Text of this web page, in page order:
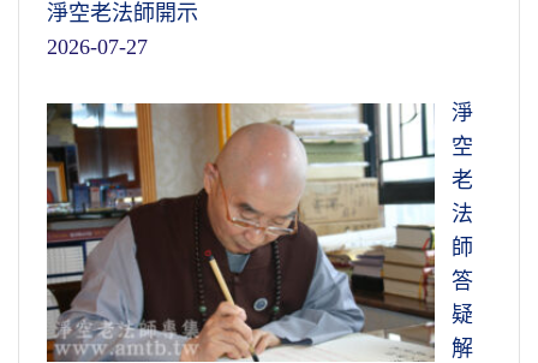
淨空老法師開示
2026-07-27
淨
空
老
法
師
答
疑
解